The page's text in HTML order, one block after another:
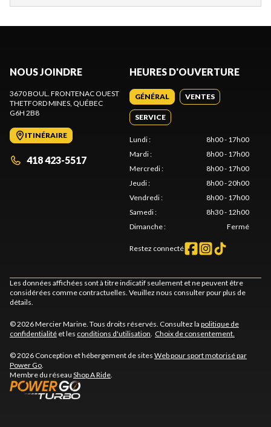
NOUS JOINDRE
3670 BOUL. FRONTENAC OUEST
THETFORD MINES, QUÉBEC
G6H 2B8
ITINÉRAIRE
418 423-5517
HEURES D'OUVERTURE
GÉNÉRAL VENTES
SERVICE
Lundi:
8h00 - 17h00
Mardi:
8h00 - 17h00
Mercredi:
8h00 - 17h00
Jeudi:
8h00 - 20h00
Vendredi:
8h00 - 17h00
Samedi:
8h30 - 12h00
Dimanche: Fermé
Restez connecté
Les données affichées sont à titre indicatif seulement et ne peuvent être
considérées comme contractuelles. Veuillez nous consulter pour plus de
détails.
© 2026 Mercier Marine. Tous droits réservés. Consultez la politique de
confidentialité et les conditions d'utilisation. Choix de consentement.
© 2026 Conception et hébergement de sites Web pour sport motorisé par
Power Go.
Membre du réseau Shop A Ride.